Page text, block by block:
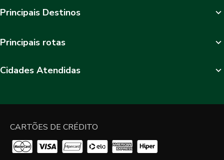
Principais Destinos
Principais rotas
Cidades Atendidas
CARTÕES DE CRÉDITO